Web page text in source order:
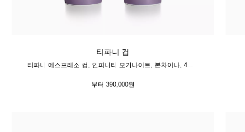
티파니 컵
티파니 에스프레소 컵, 인피니티 모거나이트, 본차이나, 4개 세트
부터 390,000원